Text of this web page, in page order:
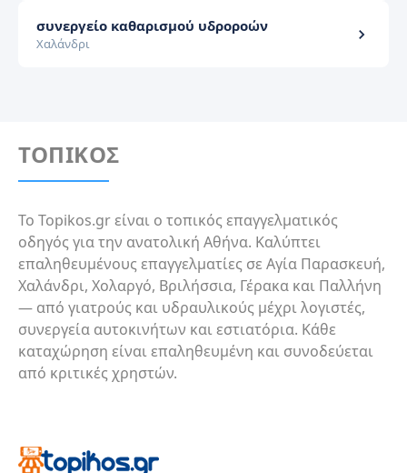
συνεργείο καθαρισμού υδροροών
Χαλάνδρι
ΤΟΠΙΚΟΣ
Το Topikos.gr είναι ο τοπικός επαγγελματικός
οδηγός για την ανατολική Αθήνα. Καλύπτει
επαληθευμένους επαγγελματίες σε Αγία Παρασκευή,
Χαλάνδρι, Χολαργό, Βριλήσσια, Γέρακα και Παλλήνη
— από γιατρούς και υδραυλικούς μέχρι λογιστές,
συνεργεία αυτοκινήτων και εστιατόρια. Κάθε
καταχώρηση είναι επαληθευμένη και συνοδεύεται
από κριτικές χρηστών.